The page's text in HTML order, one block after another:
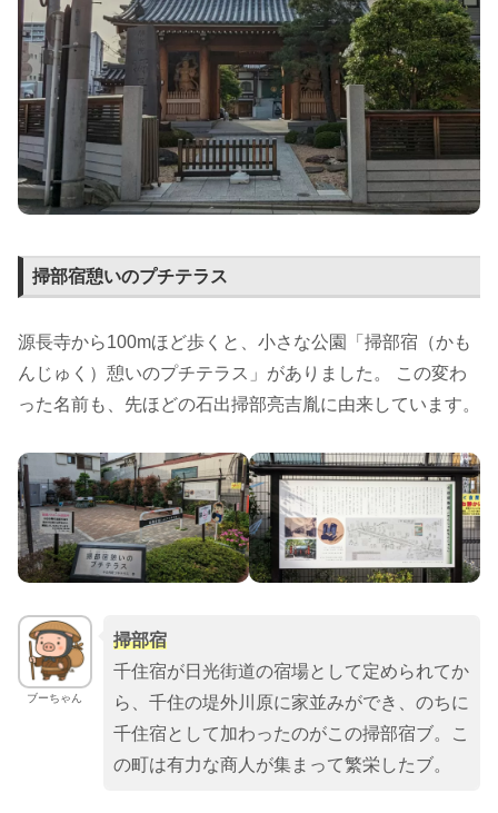
掃部宿憩いのプチテラス
源長寺から100mほど歩くと、小さな公園「掃部宿（かも
んじゅく）憩いのプチテラス」がありました。 この変わ
った名前も、先ほどの石出掃部亮吉胤に由来しています。
ブーちゃん
掃部宿
千住宿が日光街道の宿場として定められてか
ら、千住の堤外川原に家並みができ、のちに
千住宿として加わったのがこの掃部宿ブ。こ
の町は有力な商人が集まって繁栄したブ。